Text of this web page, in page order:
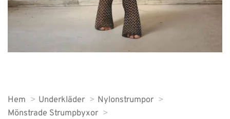
Hem Underkläder
Nylonstrumpor
Mönstrade Strumpbyxor